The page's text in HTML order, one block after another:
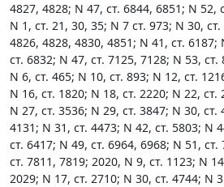
4827, 4828; N 47, ст. 6844, 6851; N 52,
N 1, ст. 21, 30, 35; N 7 ст. 973; N 30,
4826, 4828, 4830, 4851; N 41, ст. 6187;
ст. 6832; N 47, ст. 7125, 7128; N 53,
N 6, ст. 465; N 10, ст. 893; N 12, ст.
N 16, ст. 1820; N 18, ст. 2220; N 22, ст.
N 27, ст. 3536; N 29, ст. 3847; N 30,
4131; N 31, ст. 4473; N 42, ст. 5803; N
ст. 6417; N 49, ст. 6964, 6968; N 51,
ст. 7811, 7819; 2020, N 9, ст. 1123; N
2029; N 17, ст. 2710; N 30, ст. 4744; N